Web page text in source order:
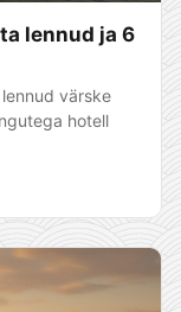
lennud ja 6
värske
hotell